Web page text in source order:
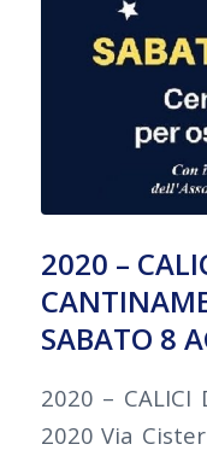
2020 –
SABATO 8
2020 – CALICI
2020 Via